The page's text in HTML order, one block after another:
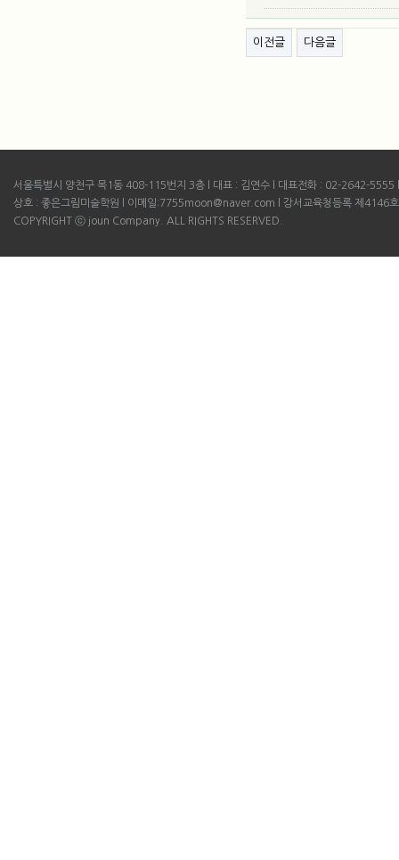
게시물 하단 버튼
이전글 다음글
서울특별시 양천구 목1동 408-115번지 3층 l 대표 : 김연수 l 대표전화 : 02-2642-
상호 : 좋은그림미술학원 l 이메일:7755moon@naver.com l 강서교육청등록 제4146호
COPYRIGHT ⓒ joun Company. ALL RIGHTS RESERVED.